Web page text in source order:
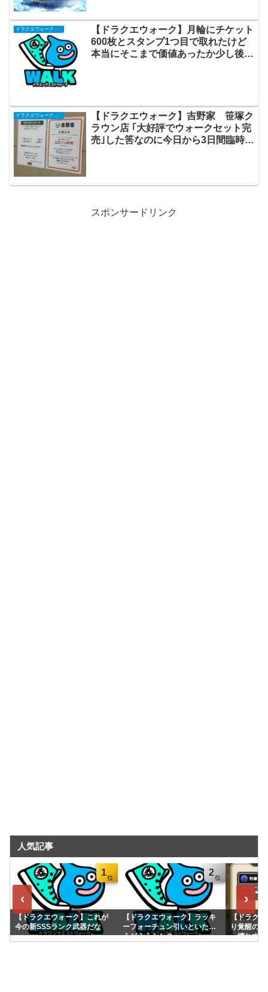
【ドラクエウォーク】月輪にチケット
600枚とスタンプ1つ目で取れたけど
本当にそこまで価値あったか少し後悔
【ドラクエウォーク】吉野家 笹塚ク
ラウン店 ｢大好評でウォークセット完
売｣した筈なのに今日から3日間臨時休
スポンサードリンク
人気記事
‹
1
【ドラクエウォーク】これが
今の新SSSランク武器だな
2
【ドラクエウォーク】ラッキ
ーフォーチュン引いといたほ
うがええんか？
【ドラク
り覚醒の
っ壊れすぎ
›